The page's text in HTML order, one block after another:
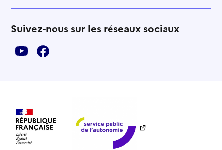
Suivez-nous sur les réseaux sociaux